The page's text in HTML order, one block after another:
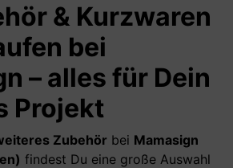
& Kurzwaren
bei
– alles für Dein
Projekt
Zubehör bei Mamasign
findest Du eine große Auswahl